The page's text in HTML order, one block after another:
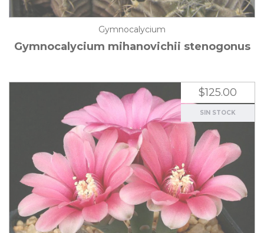
Gymnocalycium
Gymnocalycium mihanovichii stenogonus
$125.00
SIN STOCK